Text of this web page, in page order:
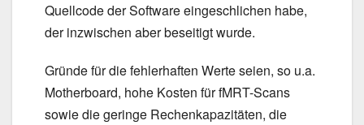
Quellcode der Software eingeschlichen habe,
der inzwischen aber beseitigt wurde.
Gründe für die fehlerhaften Werte seien, so u.a.
Motherboard, hohe Kosten für fMRT-Scans
sowie die geringe Rechenkapazitäten, die